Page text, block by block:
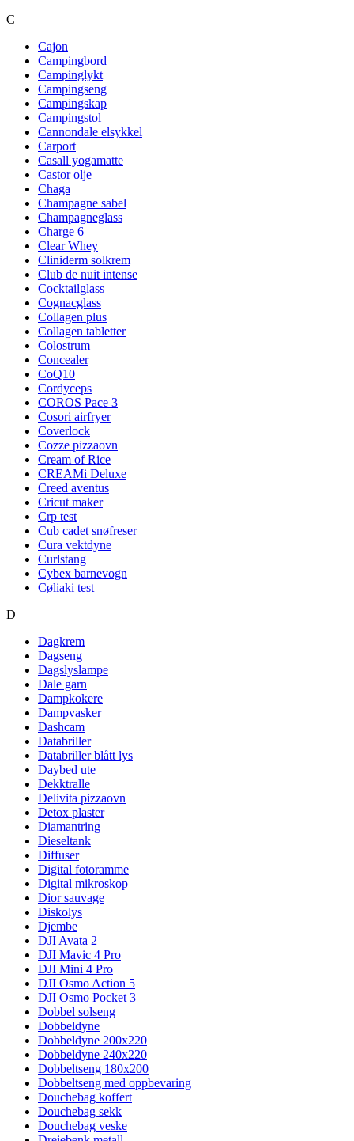
C
Cajon
Campingbord
Campinglykt
Campingseng
Campingskap
Campingstol
Cannondale elsykkel
Carport
Casall yogamatte
Castor olje
Chaga
Champagne sabel
Champagneglass
Charge 6
Clear Whey
Cliniderm solkrem
Club de nuit intense
Cocktailglass
Cognacglass
Collagen plus
Collagen tabletter
Colostrum
Concealer
CoQ10
Cordyceps
COROS Pace 3
Cosori airfryer
Coverlock
Cozze pizzaovn
Cream of Rice
CREAMi Deluxe
Creed aventus
Cricut maker
Crp test
Cub cadet snøfreser
Cura vektdyne
Curlstang
Cybex barnevogn
Cøliaki test
D
Dagkrem
Dagseng
Dagslyslampe
Dale garn
Dampkokere
Dampvasker
Dashcam
Databriller
Databriller blått lys
Daybed ute
Dekktralle
Delivita pizzaovn
Detox plaster
Diamantring
Dieseltank
Diffuser
Digital fotoramme
Digital mikroskop
Dior sauvage
Diskolys
Djembe
DJI Avata 2
DJI Mavic 4 Pro
DJI Mini 4 Pro
DJI Osmo Action 5
DJI Osmo Pocket 3
Dobbel solseng
Dobbeldyne
Dobbeldyne 200x220
Dobbeldyne 240x220
Dobbeltseng 180x200
Dobbeltseng med oppbevaring
Douchebag koffert
Douchebag sekk
Douchebag veske